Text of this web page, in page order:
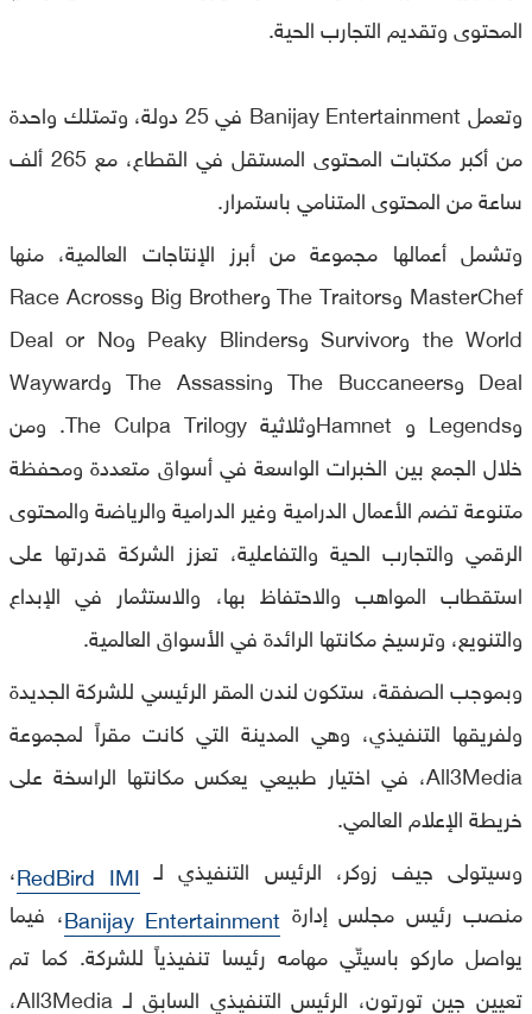
المحتوى وتقديم التجارب الحية.
وتعمل Banijay Entertainment في 25 دولة، وتمتلك واحدة
من أكبر مكتبات المحتوى المستقل في القطاع، مع 265 ألف
ساعة من المحتوى المتنامي باستمرار.
وتشمل أعمالها مجموعة من أبرز الإنتاجات العالمية، منها
MasterChef وThe Traitors وBig Brother وRace Across
the World وSurvivor وPeaky Blinders وDeal or No
Deal وThe Buccaneers وThe Assassin وWayward
وLegends و Hamnetوثلاثية The Culpa Trilogy. ومن
خلال الجمع بين الخبرات الواسعة في أسواق متعددة ومحفظة
متنوعة تضم الأعمال الدرامية وغير الدرامية والرياضة والمحتوى
الرقمي والتجارب الحية والتفاعلية، تعزز الشركة قدرتها على
استقطاب المواهب والاحتفاظ بها، والاستثمار في الإبداع
والتنويع، وترسيخ مكانتها الرائدة في الأسواق العالمية.
وبموجب الصفقة، ستكون لندن المقر الرئيسي للشركة الجديدة
ولفريقها التنفيذي، وهي المدينة التي كانت مقراً لمجموعة
All3Media، في اختيار طبيعي يعكس مكانتها الراسخة على
خريطة الإعلام العالمي.
وسيتولى جيف زوكر، الرئيس التنفيذي لـ RedBird IMI،
منصب رئيس مجلس إدارة Banijay Entertainment، فيما
يواصل ماركو باسيتّي مهامه رئيسا تنفيذياً للشركة. كما تم
تعيين جين تورتون، الرئيس التنفيذي السابق لـ All3Media،